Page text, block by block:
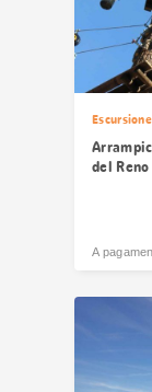
Escursione
del Reno
A